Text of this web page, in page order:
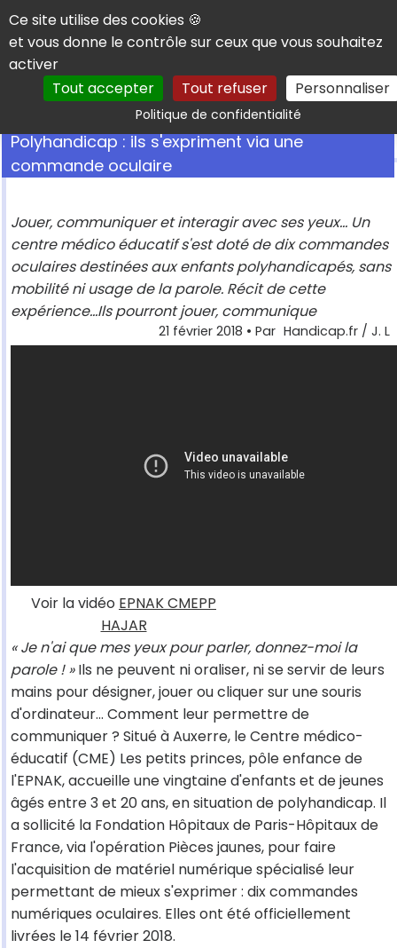
Panneau de gestion des cookies
Ce site utilise des cookies 🍪
et vous donne le contrôle sur ceux que vous souhaitez
activer
Tout accepter
Tout refuser Personnaliser
Politique de confidentialitéRechercher
Polyhandicap : ils s'expriment via une
commande oculaire
Jouer, communiquer et interagir avec ses yeux... Un
centre médico éducatif s'est doté de dix commandes
oculaires destinées aux enfants polyhandicapés, sans
mobilité ni usage de la parole. Récit de cette
expérience...Ils pourront jouer, communique
21 février 2018 • Par Handicap.fr / J. L
Voir la vidéo EPNAK CMEPP
HAJAR
« Je n'ai que mes yeux pour parler, donnez-moi la
parole ! »Ils ne peuvent ni oraliser, ni se servir de leurs
mains pour désigner, jouer ou cliquer sur une souris
d'ordinateur… Comment leur permettre de
communiquer ? Situé à Auxerre, le Centre médico-
éducatif (CME) Les petits princes, pôle enfance de
l'EPNAK, accueille une vingtaine d'enfants et de jeunes
âgés entre 3 et 20 ans, en situation de polyhandicap. Il
a sollicité la Fondation Hôpitaux de Paris-Hôpitaux de
France, via l'opération Pièces jaunes, pour faire
l'acquisition de matériel numérique spécialisé leur
permettant de mieux s'exprimer : dix commandes
numériques oculaires. Elles ont été officiellement
livrées le 14 février 2018.